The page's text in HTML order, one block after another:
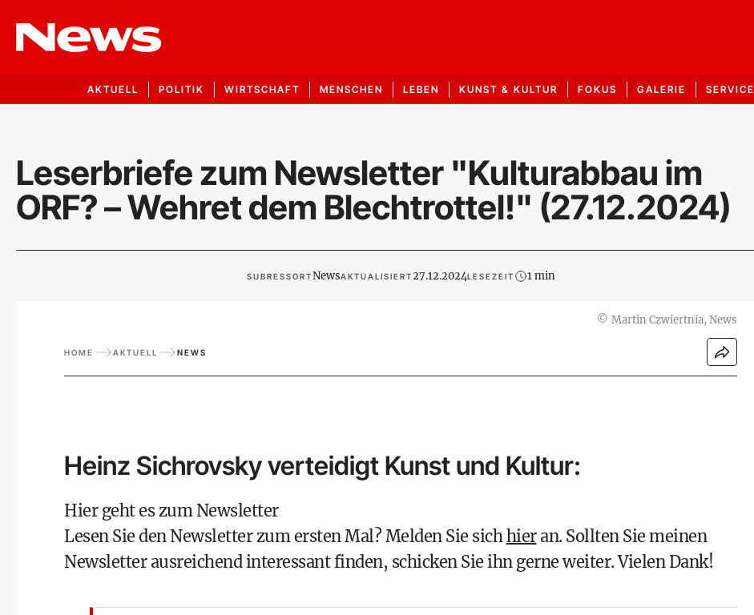
AKTUELL POLITIK WIRTSCHAFT MENSCHEN LEBEN KUNST & KULTUR FOKUS GALERIE SERVICE
Leserbriefe zum Newsletter "Kulturabbau im
ORF? – Wehret dem Blechtrottel!" (27.12.2024)
SUBRESSORTNewsAKTUALISIERT27.12.2024LESEZEIT 1 min
© Martin Czwiertnia, News
HOME AKTUELL NEWS
Heinz Sichrovsky verteidigt Kunst und Kultur:
Hier geht es zum Newsletter
Lesen Sie den Newsletter zum ersten Mal? Melden Sie sichhieran. Sollten Sie meinen
Newsletter ausreichend interessant finden, schicken Sie ihn gerne weiter. Vielen Dank!